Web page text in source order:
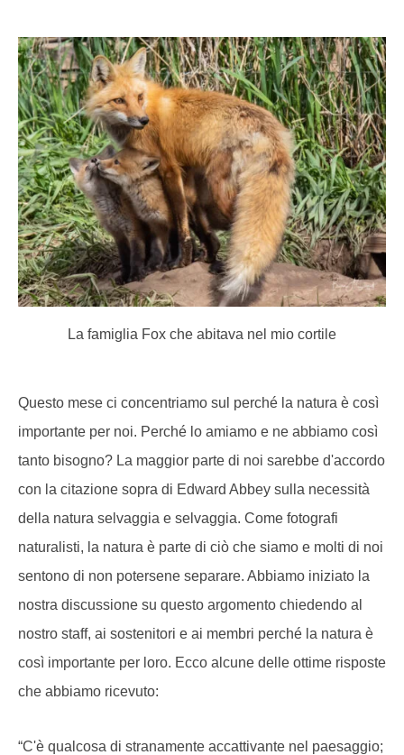
La famiglia Fox che abitava nel mio cortile
Questo mese ci concentriamo sul perché la natura è così
importante per noi. Perché lo amiamo e ne abbiamo così
tanto bisogno? La maggior parte di noi sarebbe d'accordo
con la citazione sopra di Edward Abbey sulla necessità
della natura selvaggia e selvaggia. Come fotografi
naturalisti, la natura è parte di ciò che siamo e molti di noi
sentono di non potersene separare. Abbiamo iniziato la
nostra discussione su questo argomento chiedendo al
nostro staff, ai sostenitori e ai membri perché la natura è
così importante per loro. Ecco alcune delle ottime risposte
che abbiamo ricevuto:
“C'è qualcosa di stranamente accattivante nel paesaggio;